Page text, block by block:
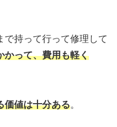
で持って行って修理して
かって、費用も軽く
価値は十分ある。